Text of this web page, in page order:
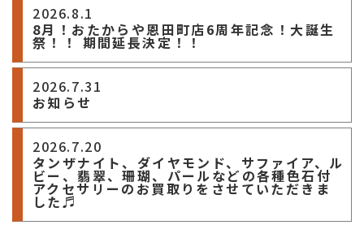
2026.8.1
8月！おたからや恩田町店6周年記念！大誕生
祭！！ 期間延長決定！！
2026.7.31
お知らせ
2026.7.20
タンザナイト、ダイヤモンド、サファイア、ル
ビー、翡翠、珊瑚、パールなどの各種色石付
アクセサリーのお買取りをさせていただきま
した♬